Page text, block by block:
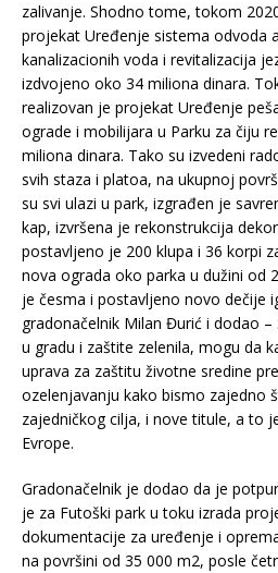
zalivanje. Shodno tome, tokom
projekat Uređenje sistema odvoda
kanalizacionih voda i revitalizacija
izdvojeno oko 34 miliona dinara.
realizovan je projekat Uređenje
ograde i mobilijara u Parku za čiju
miliona dinara. Tako su izvedeni
svih staza i platoa, na ukupnoj
su svi ulazi u park, izgrađen je
kap, izvršena je rekonstrukcija
postavljeno je 200 klupa i 36 korpi
nova ograda oko parka u dužini od
je česma i postavljeno novo dečije
gradonačelnik Milan Đurić i dodao
u gradu i zaštite zelenila, mogu da
uprava za zaštitu životne sredine
ozelenjavanju kako bismo zajedno
zajedničkog cilja, i nove titule, a to
Evrope.
Gradonačelnik je dodao da je
je za Futoški park u toku izrada
dokumentacije za uređenje i
na površini od 35 000 m2, posle